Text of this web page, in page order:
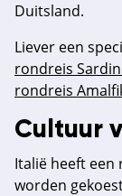
Duitsland.
Liever een
rondreis
rondreis
Cultuur
Italië heeft
worden